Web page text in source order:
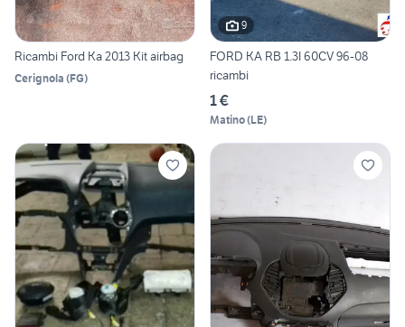
Ricambi Ford Ka 2013 Kit airbag
Cerignola (FG)
9
FORD KA RB 1.3I 60CV 96-08
ricambi
1 €
Matino(LE)